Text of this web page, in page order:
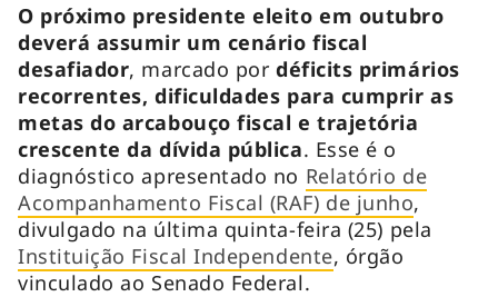
O próximo presidente eleito em outubro
deverá assumir um cenário fiscal
desafiador, marcado por déficits primários
recorrentes, dificuldades para cumprir as
metas do arcabouço fiscal e trajetória
crescente da dívida pública. Esse é o
diagnóstico apresentado no Relatório de
Acompanhamento Fiscal (RAF) de junho,
divulgado na última quinta-feira (25) pela
Instituição Fiscal Independente, órgão
vinculado ao Senado Federal.